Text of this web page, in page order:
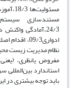
باید توجه بیشتری در